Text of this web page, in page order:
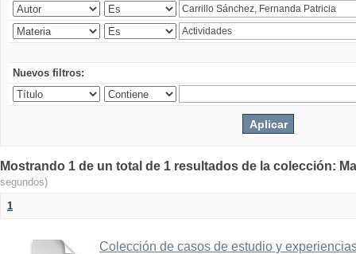
Nuevos filtros:
Mostrando 1 de un total de 1 resultados de la colección:
segundos)
1
Colección de casos de estudio y